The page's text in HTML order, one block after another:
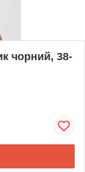
чорний, 38-